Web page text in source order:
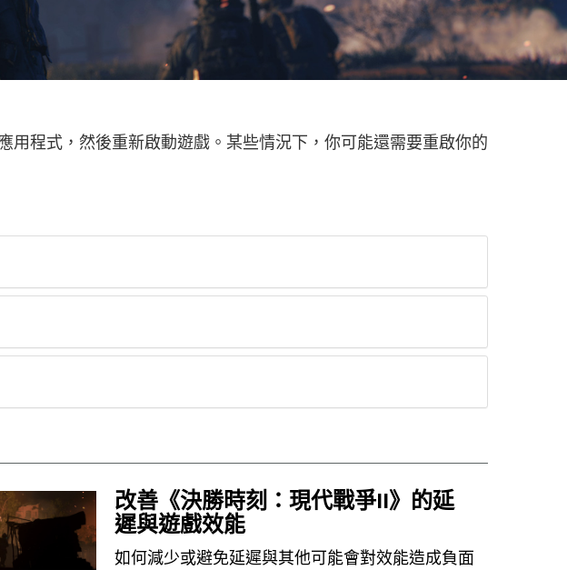
程式，然後重新啟動遊戲。某些情況下，你可能還需要重啟你的
改善《決勝時刻：現代戰爭II》的延
遲與遊戲效能
如何減少或避免延遲與其他可能會對效能造成負面